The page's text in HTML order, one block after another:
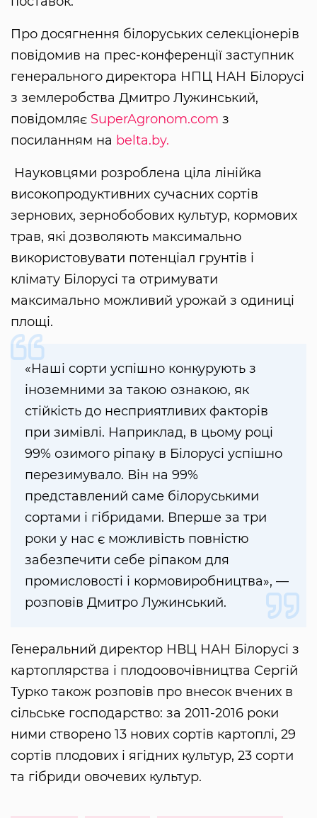
Про досягнення білоруських селекціонерів
повідомив на прес-конференції заступник
генерального директора НПЦ НАН Білорусі
з землеробства Дмитро Лужинський,
повідомляє SuperAgronom.com з
посиланням на belta.by.
Науковцями розроблена ціла лінійка
високопродуктивних сучасних сортів
зернових, зернобобових культур, кормових
трав, які дозволяють максимально
використовувати потенціал грунтів і
клімату Білорусі та отримувати
максимально можливий урожай з одиниці
площі.
«Наші сорти успішно конкурують з
іноземними за такою ознакою, як
стійкість до несприятливих факторів
при зимівлі. Наприклад, в цьому році
99% озимого ріпаку в Білорусі успішно
перезимувало. Він на 99%
представлений саме білоруськими
сортами і гібридами. Вперше за три
роки у нас є можливість повністю
забезпечити себе ріпаком для
промисловості і кормовиробництва», —
розповів Дмитро Лужинський.
Генеральний директор НВЦ НАН Білорусі з
картоплярства і плодоовочівництва Сергій
Турко також розповів про внесок вчених в
сільське господарство: за 2011-2016 роки
ними створено 13 нових сортів картоплі, 29
сортів плодових і ягідних культур, 23 сорти
та гібриди овочевих культур.